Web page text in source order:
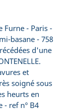
Furne - Paris -
basane - 758
d'une
et
soigné sous
heurts en
- ref n° B4